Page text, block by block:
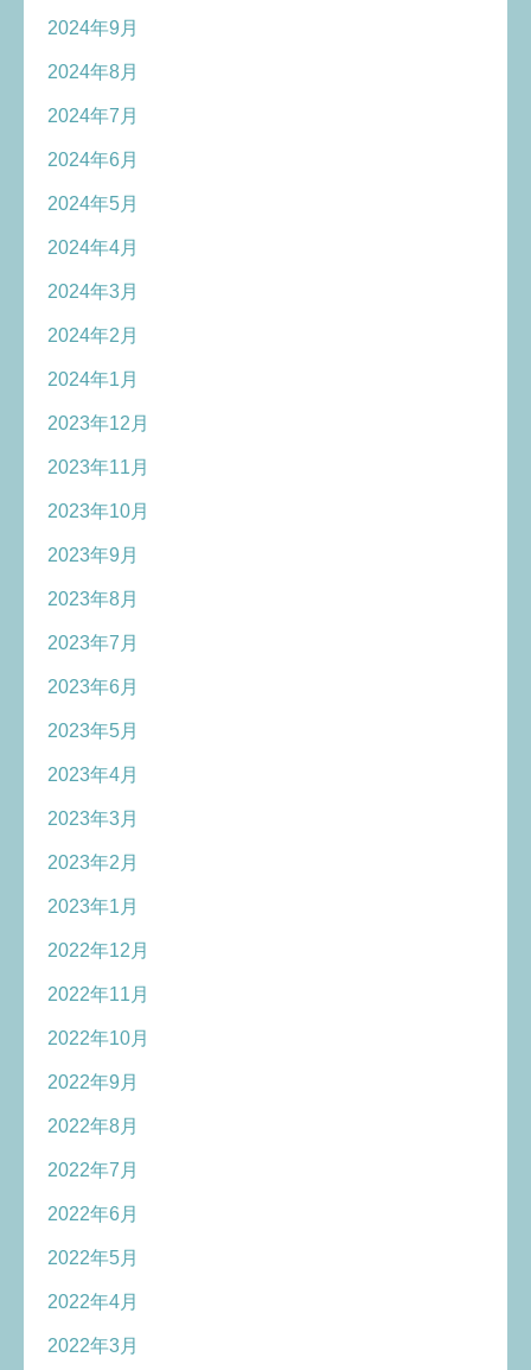
2024年9月
2024年8月
2024年7月
2024年6月
2024年5月
2024年4月
2024年3月
2024年2月
2024年1月
2023年12月
2023年11月
2023年10月
2023年9月
2023年8月
2023年7月
2023年6月
2023年5月
2023年4月
2023年3月
2023年2月
2023年1月
2022年12月
2022年11月
2022年10月
2022年9月
2022年8月
2022年7月
2022年6月
2022年5月
2022年4月
2022年3月